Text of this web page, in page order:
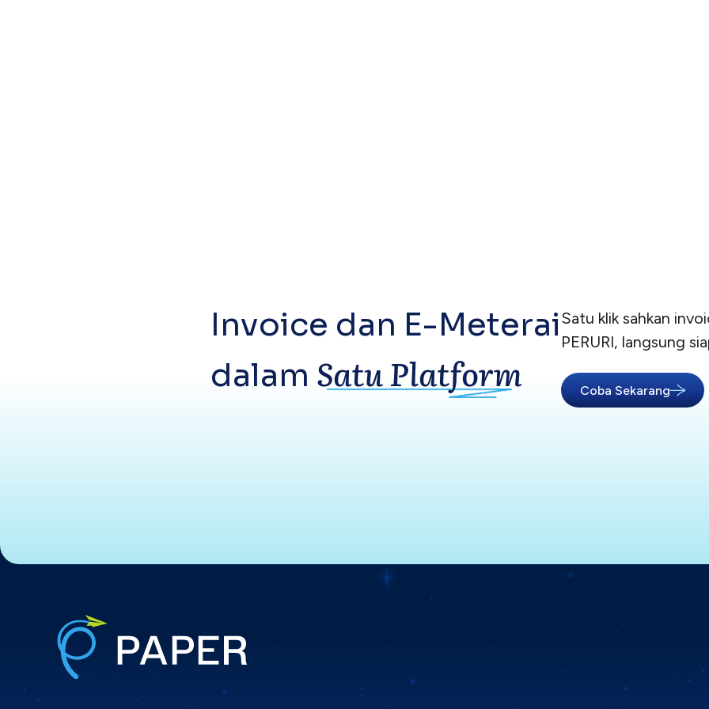
Invoice dan E-Meterai
dalam Satu Platform
Satu klik sahkan
PERURI, langsung
Coba Sekarang